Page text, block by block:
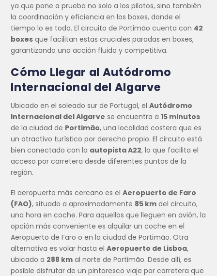
ya que pone a prueba no solo a los pilotos, sino también
la coordinación y eficiencia en los boxes, donde el
tiempo lo es todo. El circuito de Portimão cuenta con 42
boxes que facilitan estas cruciales paradas en boxes,
garantizando una acción fluida y competitiva.
Cómo Llegar al Autódromo
Internacional del Algarve
Ubicado en el soleado sur de Portugal, elAutódromo
Internacional del Algarve se encuentra a15 minutos
de la ciudad de Portimão, una localidad costera que es
un atractivo turístico por derecho propio. El circuito está
bien conectado con la autopista A22, lo que facilita el
acceso por carretera desde diferentes puntos de la
región.
El aeropuerto más cercano es elAeropuerto de Faro
(FAO), situado a aproximadamente 85 km del circuito,
una hora en coche. Para aquellos que lleguen en avión, la
opción más conveniente es alquilar un coche en el
Aeropuerto de Faro o en la ciudad de Portimão. Otra
alternativa es volar hasta elAeropuerto de Lisboa,
ubicado a 288 km al norte de Portimão. Desde allí, es
posible disfrutar de un pintoresco viaje por carretera que